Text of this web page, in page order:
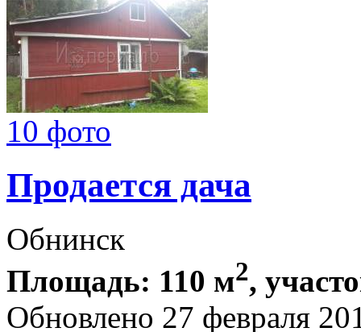
10 фото
Продается дача
Обнинск
Площадь: 110 м2,
Обновлено 27 февраля